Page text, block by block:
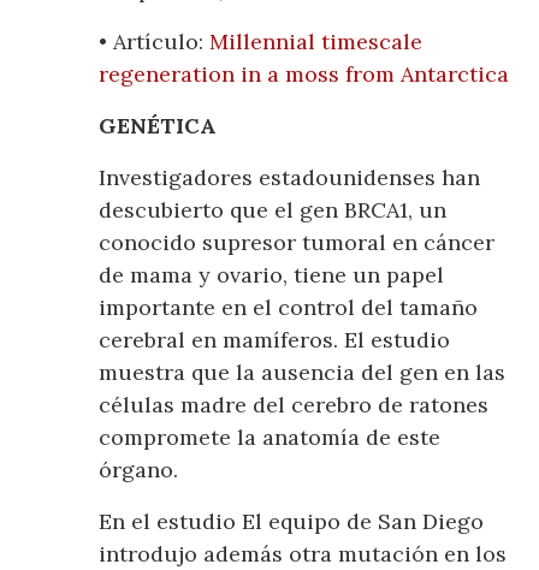
• Artículo:Millennial timescale
regeneration in a moss from Antarctica
GENÉTICA
Investigadores estadounidenses han
descubierto que el gen BRCA1, un
conocido supresor tumoral en cáncer
de mama y ovario, tiene un papel
importante en el control del tamaño
cerebral en mamíferos. El estudio
muestra que la ausencia del gen en las
células madre del cerebro de ratones
compromete la anatomía de este
órgano.
En el estudio El equipo de San Diego
introdujo además otra mutación en los